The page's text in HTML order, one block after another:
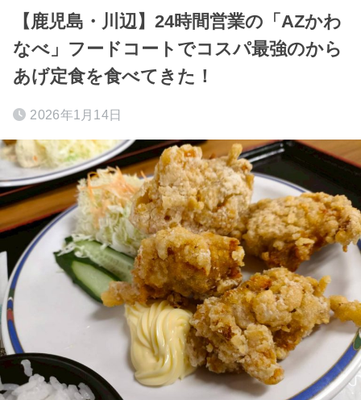
【鹿児島・川辺】24時間営業の「AZかわ
なべ」フードコートでコスパ最強のから
あげ定食を食べてきた！
2026年1月14日